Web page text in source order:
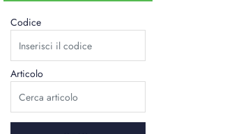
Codice
Articolo